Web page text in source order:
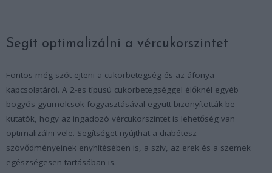
Segít optimalizálni a vércukorszintet
Fontos még szót ejteni a cukorbetegség és az áfonya
kapcsolatáról. A 2-es típusú cukorbetegséggel élőknél egyéb
bogyós gyümölcsök fogyasztásával együtt bizonyították be
kutatók, hogy az ingadozó vércukorszintet is lehetőség van
optimalizálni vele. Segítséget nyújthat a diabétesz
szövődményeinek enyhítésében is, a szív, az erek és a szemek
egészségesen tartásában is.